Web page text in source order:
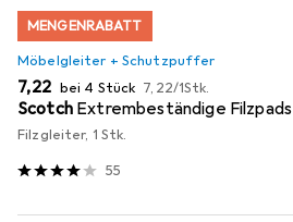
MENGENRABATT
Möbelgleiter + Schutzpuffer
EUR
7,22 bei 4 Stück EUR
7,22/1Stk.
Scotch Extrembeständige Filzpads
Filzgleiter, 1 Stk.
55